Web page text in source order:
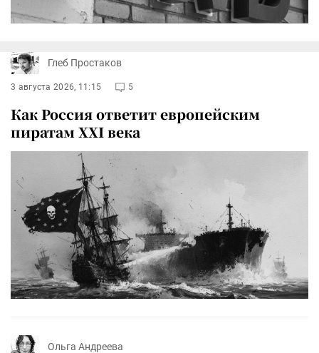
Глеб Простаков
3 августа 2026, 11:15 5
Как Россия ответит европейским
пиратам XXI века
Ольга Андреева